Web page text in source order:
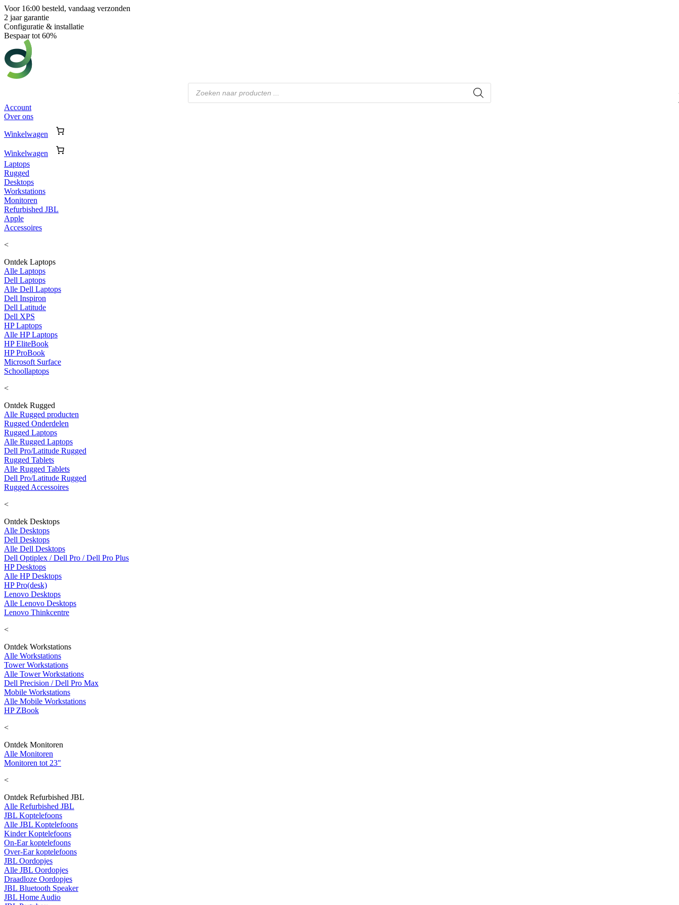
Voor 16:00 besteld, vandaag verzonden
2 jaar garantie
Configuratie & installatie
Bespaar tot 60%
Producten
zoeken
Account
Over ons
Winkelwagen
Winkelwagen
Laptops
Rugged
Desktops
Workstations
Monitoren
Refurbished JBL
Apple
Accessoires
<
Ontdek Laptops
Alle Laptops
Dell Laptops
Alle Dell Laptops
Dell Inspiron
Dell Latitude
Dell XPS
HP Laptops
Alle HP Laptops
HP EliteBook
HP ProBook
Microsoft Surface
Schoollaptops
<
Ontdek Rugged
Alle Rugged producten
Rugged Onderdelen
Rugged Laptops
Alle Rugged Laptops
Dell Pro/Latitude Rugged
Rugged Tablets
Alle Rugged Tablets
Dell Pro/Latitude Rugged
Rugged Accessoires
<
Ontdek Desktops
Alle Desktops
Dell Desktops
Alle Dell Desktops
Dell Optiplex / Dell Pro / Dell Pro Plus
HP Desktops
Alle HP Desktops
HP Pro(desk)
Lenovo Desktops
Alle Lenovo Desktops
Lenovo Thinkcentre
<
Ontdek Workstations
Alle Workstations
Tower Workstations
Alle Tower Workstations
Dell Precision / Dell Pro Max
Mobile Workstations
Alle Mobile Workstations
HP ZBook
<
Ontdek Monitoren
Alle Monitoren
Monitoren tot 23"
<
Ontdek Refurbished JBL
Alle Refurbished JBL
JBL Koptelefoons
Alle JBL Koptelefoons
Kinder Koptelefoons
On-Ear koptelefoons
Over-Ear koptelefoons
JBL Oordopjes
Alle JBL Oordopjes
Draadloze Oordopjes
JBL Bluetooth Speaker
JBL Home Audio